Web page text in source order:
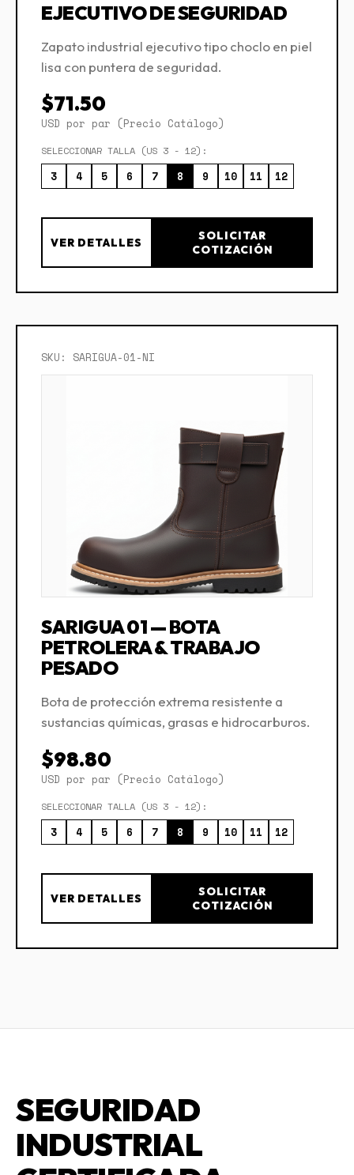
EJECUTIVO DE SEGURIDAD
Zapato industrial ejecutivo tipo choclo en piel
lisa con puntera de seguridad.
$71.50
USD por par (Precio Catálogo)
SELECCIONAR TALLA (US 3 - 12):
3 4 5 6 7 8 9 10 11 12
VER DETALLES
SOLICITAR
COTIZACIÓN
SKU: SARIGUA-01-NI
SARIGUA 01 — BOTA
PETROLERA & TRABAJO
PESADO
Bota de protección extrema resistente a
sustancias químicas, grasas e hidrocarburos.
$98.80
USD por par (Precio Catálogo)
SELECCIONAR TALLA (US 3 - 12):
3 4 5 6 7 8 9 10 11 12
VER DETALLES
SOLICITAR
COTIZACIÓN
SEGURIDAD
INDUSTRIAL